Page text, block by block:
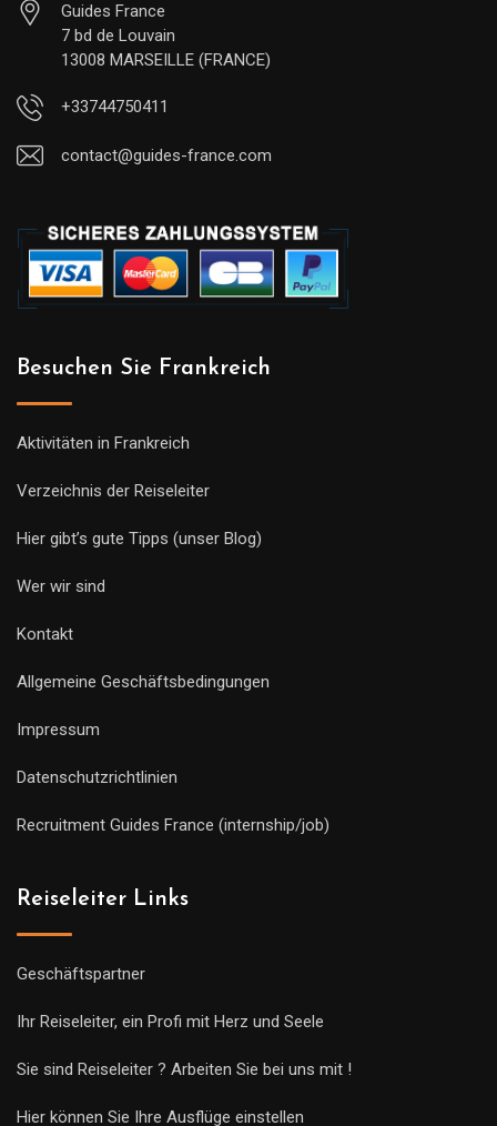
Guides France
7 bd de Louvain
13008 MARSEILLE (FRANCE)
+33744750411
contact@guides-france.com
Besuchen Sie Frankreich
Aktivitäten in Frankreich
Verzeichnis der Reiseleiter
Hier gibt’s gute Tipps (unser Blog)
Wer wir sind
Kontakt
Allgemeine Geschäftsbedingungen
Impressum
Datenschutzrichtlinien
Recruitment Guides France (internship/job)
Reiseleiter Links
Geschäftspartner
Ihr Reiseleiter, ein Profi mit Herz und Seele
Sie sind Reiseleiter ? Arbeiten Sie bei uns mit !
Hier können Sie Ihre Ausflüge einstellen